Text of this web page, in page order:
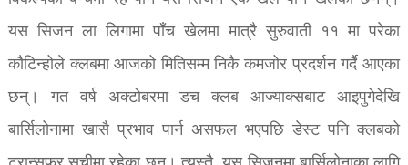
यस सिजन ला लिगामा पाँच खेलमा मात्रै सुरुवाती ११ मा परेका
कौटिन्होले क्लबमा आजको मितिसम्म निकै कमजोर प्रदर्शन गर्दै आएका
छन्। गत वर्ष अक्टोबरमा डच क्लब आज्याक्सबाट आइपुगेदेखि
बार्सिलोनामा खासै प्रभाव पार्न असफल भएपछि डेस्ट पनि क्लबको